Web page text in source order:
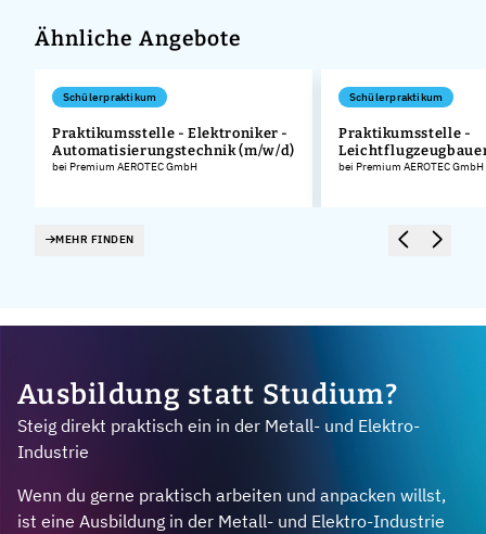
Ähnliche Angebote
Schülerpraktikum
Praktikumsstelle - Elektroniker -
Automatisierungstechnik (m/w/d)
bei Premium AEROTEC GmbH
Schülerpraktikum
Praktikumsstelle -
bei Premium AEROTEC GmbH
MEHR FINDEN
Ausbildung statt Studium?
Steig direkt praktisch ein in der Metall- und Elektro-
Industrie
Wenn du gerne praktisch arbeiten und anpacken willst,
ist eine Ausbildung in der Metall- und Elektro-Industrie